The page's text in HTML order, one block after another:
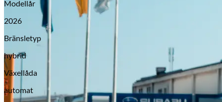
Opel
Modellår
2026
Bränsletyp
hybrid
Växellåda
automat